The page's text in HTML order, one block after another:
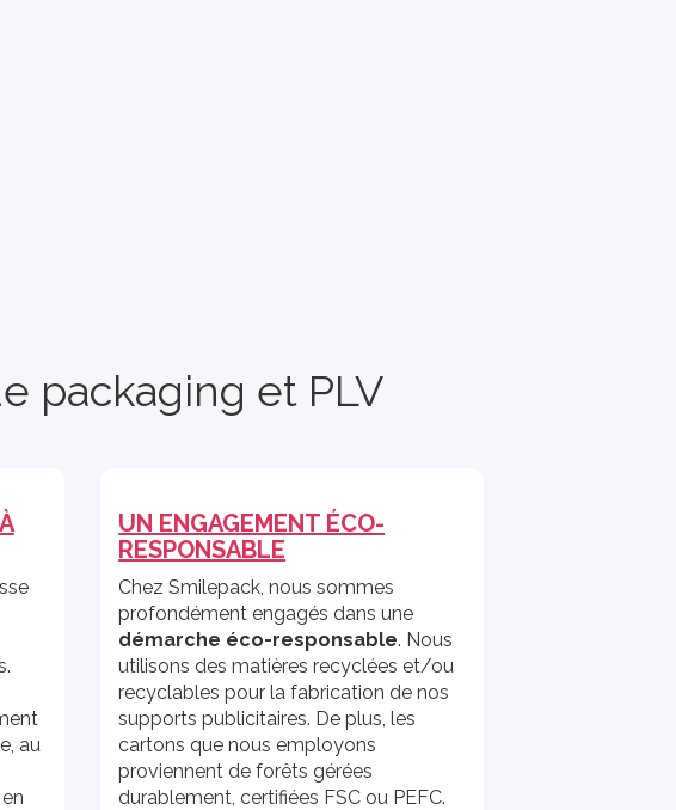
packaging et PLV
au
UN ENGAGEMENT ÉCO-
RESPONSABLE
Chez Smilepack, nous sommes
profondément engagés dans une
démarche éco-responsable. Nous
utilisons des matières recyclées et/ou
recyclables pour la fabrication de nos
supports publicitaires. De plus, les
cartons que nous employons
proviennent de forêts gérées
durablement, certifiées FSC ou PEFC.